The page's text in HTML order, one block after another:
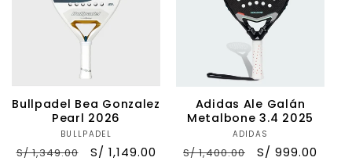
Bullpadel Bea Gonzalez
Pearl 2026
Proveedor:
BULLPADEL
Precio
S/ 1,349.00
Precio
S/ 1,149.00
Adidas Ale Galán
Metalbone 3.4 2025
Proveedor:
ADIDAS
Precio
S/ 1,400.00
Precio
S/ 999.00